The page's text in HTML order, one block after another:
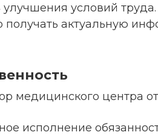
улучшения условий труда.
получать актуальную
медицинского центра
исполнение